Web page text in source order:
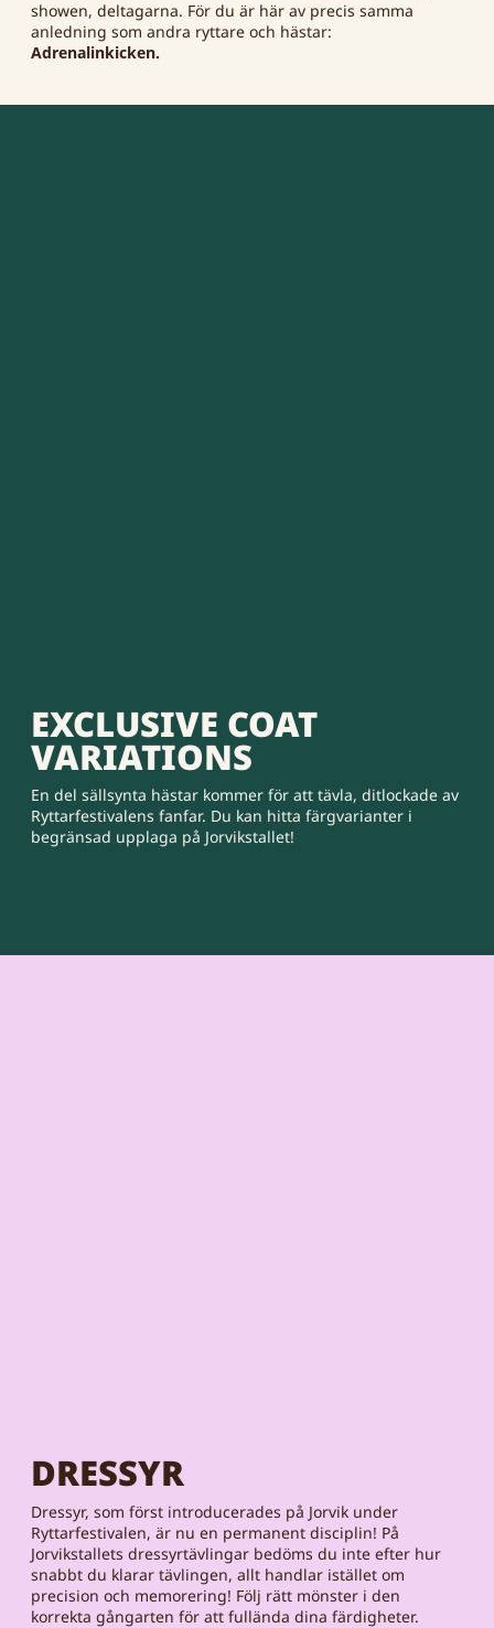
showen, deltagarna. För du är här av precis samma
anledning som andra ryttare och hästar:
Adrenalinkicken.
EXCLUSIVE COAT
VARIATIONS
En del sällsynta hästar kommer för att tävla, ditlockade av
Ryttarfestivalens fanfar. Du kan hitta färgvarianter i
begränsad upplaga på Jorvikstallet!
DRESSYR
Dressyr, som först introducerades på Jorvik under
Ryttarfestivalen, är nu en permanent disciplin! På
Jorvikstallets dressyrtävlingar bedöms du inte efter hur
snabbt du klarar tävlingen, allt handlar istället om
precision och memorering! Följ rätt mönster i den
korrekta gångarten för att fullända dina färdigheter.